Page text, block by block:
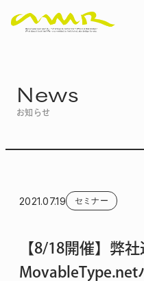
News
お知らせ
2021.07.19 セミナー
【8/18開催】弊
MovableType.net